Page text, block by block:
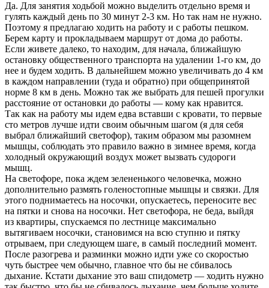
Да. Для занятия ходьбой можно выделить отдельно время и
гулять каждый день по 30 минут 2-3 км. Но так нам не нужно.
Поэтому я предлагаю ходить на работу и с работы пешком.
Берем карту и прокладываем маршрут от дома до работы.
Если живете далеко, то находим, для начала, ближайшую
остановку общественного транспорта на удалении 1-го км, до
нее и будем ходить. В дальнейшем можно увеличивать до 4 км
в каждом направлении (туда и обратно) при общепринятой
норме 8 км в день. Можно так же выбрать для пешей прогулки
расстояние от остановки до работы — кому как нравится.
Так как на работу мы идем едва вставши с кровати, то первые
сто метров лучше идти своим обычным шагом (я для себя
выбрал ближайший светофор), таким образом мы разомнем
мышцы, соблюдать это правило важно в зимнее время, когда
холодный окружающий воздух может вызвать судороги
мышц.
На светофоре, пока ждем зелененького человечка, можно
дополнительно размять голеностопные мышцы и связки. Для
этого поднимаетесь на носочки, опускаетесь, переносите вес
на пятки и снова на носочки. Нет светофора, не беда, выйдя
из квартиры, спускаемся по лестнице максимально
вытягиваем носочки, становимся на всю ступню и пятку
отрываем, при следующем шаге, в самый последний момент.
После разогрева и разминки можно идти уже со скоростью
чуть быстрее чем обычно, главное что бы не сбивалось
дыхание. Кстати дыхание это ваш спидометр — ходить нужно